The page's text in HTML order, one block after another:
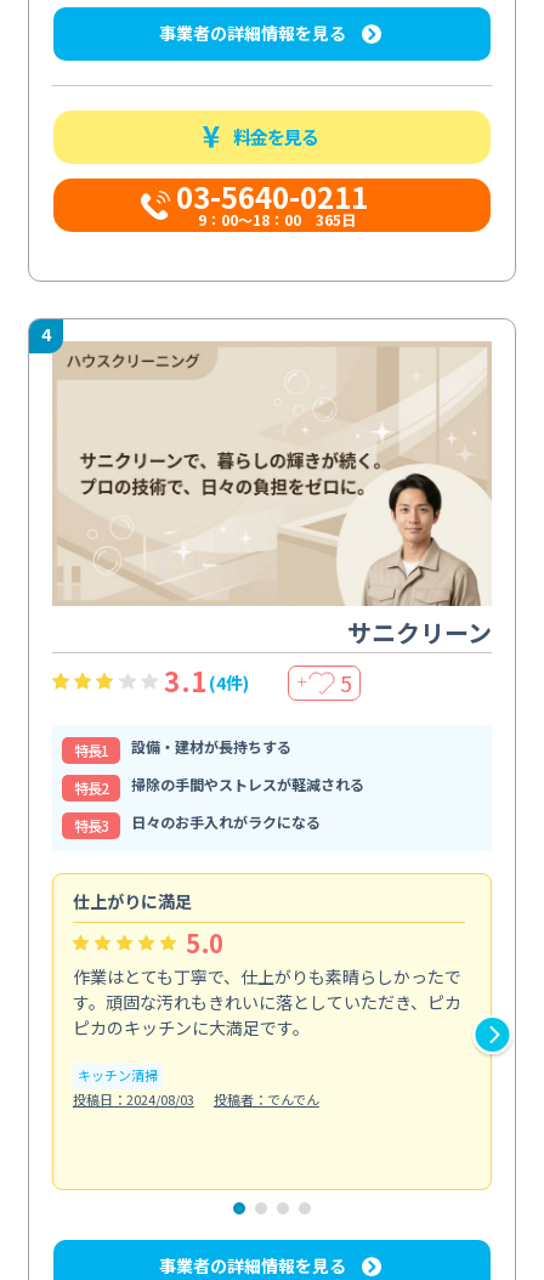
事業者の詳細情報を見る
料金を見る
03-5640-0211
9：00～18：00 365日
4
サニクリーン
3.1 (4件) ＋ 5
特⻑1
設備・建材が長持ちする
特⻑2
掃除の手間やストレスが軽減される
特⻑3
日々のお手入れがラクになる
仕上がりに満足
5.0
作業はとても丁寧で、仕上がりも素晴らしかったで
す。頑固な汚れもきれいに落としていただき、ピカ
ピカのキッチンに大満足です。
キッチン清掃
投稿日：2024/08/03
投稿者：でんでん
事業者の詳細情報を見る